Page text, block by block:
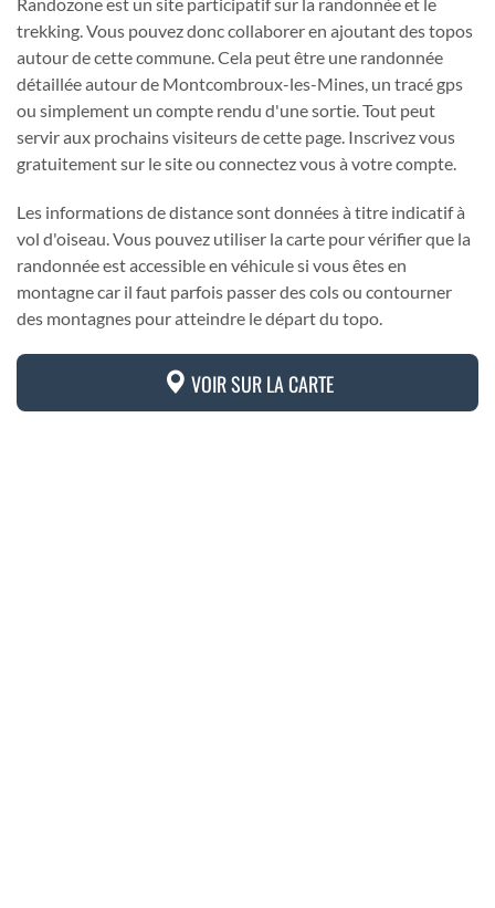
trekking. Vous pouvez donc collaborer en ajoutant des topos
autour de cette commune. Cela peut être une randonnée
détaillée autour de Montcombroux-les-Mines, un tracé gps
ou simplement un compte rendu d'une sortie. Tout peut
servir aux prochains visiteurs de cette page. Inscrivez vous
gratuitement sur le site ou connectez vous à votre compte.
Les informations de distance sont données à titre indicatif à
vol d'oiseau. Vous pouvez utiliser la carte pour vérifier que la
randonnée est accessible en véhicule si vous êtes en
montagne car il faut parfois passer des cols ou contourner
des montagnes pour atteindre le départ du topo.
VOIR SUR LA CARTE